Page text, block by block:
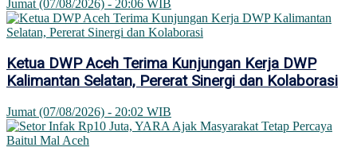
Jumat (07/08/2026) - 20:06 WIB
Ketua DWP Aceh Terima Kunjungan Kerja DWP
Kalimantan Selatan, Pererat Sinergi dan Kolaborasi
Jumat (07/08/2026) - 20:02 WIB